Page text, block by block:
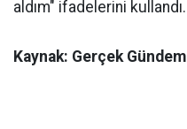
aldım" ifadelerini kullandı.
Kaynak: Gerçek Gündem